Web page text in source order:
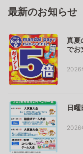
最新のお知らせ
真夏
でお
2026
日
2026